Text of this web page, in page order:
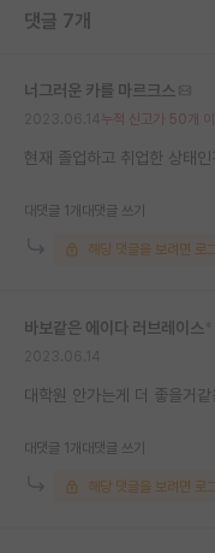
장학금/장학생 게시판
홍보 게시판
커리어
유학교육
이벤트
댓글 7개
너그러운 카를 마르크스
누적 신고가 50개
현재 졸업하고 취업한 상태
대댓글 1개 대댓글 쓰기
해당 댓글을 보려면 로
바보같은 에이다 러브레이스
대학원 안가는게 더 좋을거같
대댓글 1개 대댓글 쓰기
해당 댓글을 보려면 로